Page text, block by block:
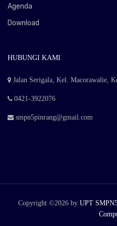
Agenda
Download
HUBUNGI KAMI
Jalan Serigala, Kel. Macorawalie,
0421-3922076
smpn5pinrang@gmail.com
Copyright ©2026 by UPT